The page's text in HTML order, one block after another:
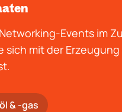
Events im
sich mit der
& -gas